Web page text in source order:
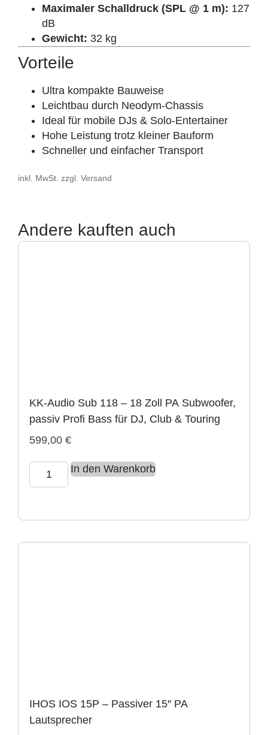
Maximaler Schalldruck (SPL @ 1 m): 127
dB
Gewicht: 32 kg
Vorteile
Ultra kompakte Bauweise
Leichtbau durch Neodym-Chassis
Ideal für mobile DJs & Solo-Entertainer
Hohe Leistung trotz kleiner Bauform
Schneller und einfacher Transport
inkl. MwSt. zzgl. Versand
Andere kauften auch
KK-Audio Sub 118 – 18 Zoll PA Subwoofer,
passiv Profi Bass für DJ, Club & Touring
599,00 €
In den Warenkorb
IHOS IOS 15P – Passiver 15″ PA
Lautsprecher